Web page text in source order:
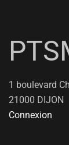
1 boulevard
21000 DIJON
Connexion